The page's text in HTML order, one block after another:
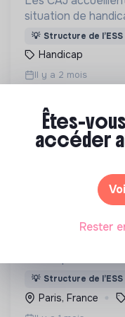
situation de
autonomie pour
adaptées à leurs
âge.
💡 Structure de l’ESS
Handicap
Il y a 2 mois
ASSOCIATION
festival de
numérique, le
scientifiques et la
💡 Structure de l’ESS
Paris, France
Êtes-
accéder
Rester